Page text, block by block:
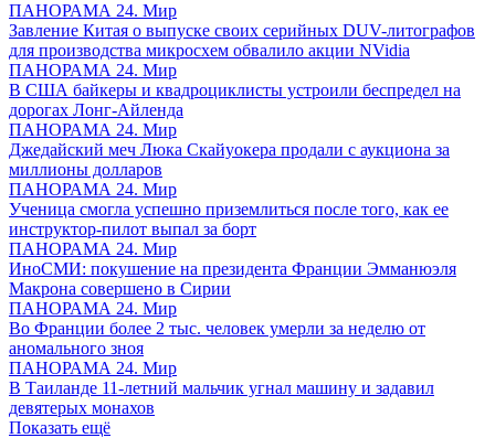
ПАНОРАМА 24. Мир
Завление Китая о выпуске своих серийных DUV-литографов
для производства микросхем обвалило акции NVidia
ПАНОРАМА 24. Мир
В США байкеры и квадроциклисты устроили беспредел на
дорогах Лонг-Айленда
ПАНОРАМА 24. Мир
Джедайский меч Люка Скайуокера продали с аукциона за
миллионы долларов
ПАНОРАМА 24. Мир
Ученица смогла успешно приземлиться после того, как ее
инструктор-пилот выпал за борт
ПАНОРАМА 24. Мир
ИноСМИ: покушение на президента Франции Эмманюэля
Макрона совершено в Сирии
ПАНОРАМА 24. Мир
Во Франции более 2 тыс. человек умерли за неделю от
аномального зноя
ПАНОРАМА 24. Мир
В Таиланде 11-летний мальчик угнал машину и задавил
девятерых монахов
Показать ещё